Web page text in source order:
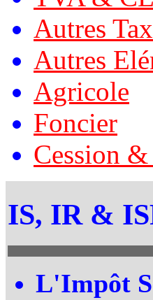
Autres
Autres
Agricole
Foncier
Cession
IS, IR &
L'Impôt